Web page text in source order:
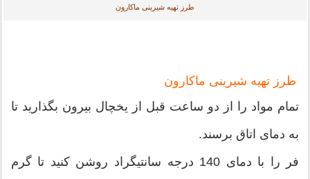
طرز تهیه شیرینی ماکارون
طرز تهیه شیرینی ماکارون
تمام مواد را از دو ساعت قبل از یخچال بیرون بگذارید تا
به دمای اتاق برسند.
فر را با دمای 140 درجه سانتیگراد روشن کنید تا گرم